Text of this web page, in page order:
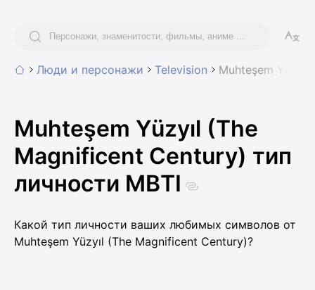
Люди и персонажи Television Muhteşem
Muhteşem Yüzyıl (The
Magnificent Century) тип
личности MBTI
Какой тип личности ваших любимых символов от
Muhteşem Yüzyıl (The Magnificent Century)?